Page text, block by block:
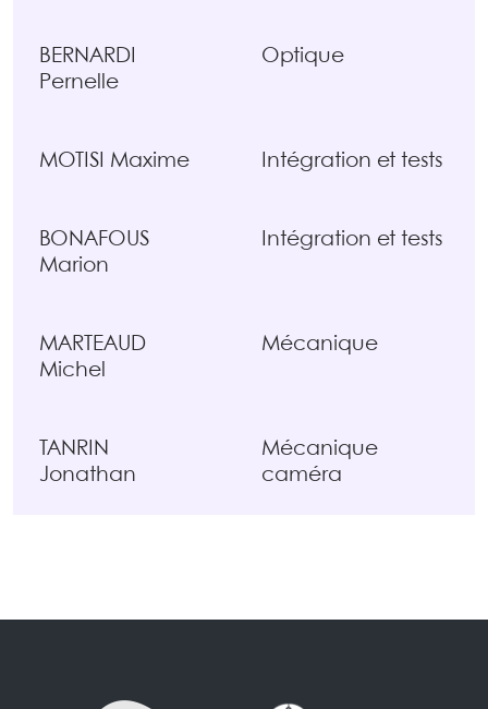
BERNARDI
Pernelle
Optique
MOTISI Maxime Intégration et tests
BONAFOUS
Marion
Intégration et tests
MARTEAUD
Michel
Mécanique
TANRIN
Jonathan
Mécanique
caméra